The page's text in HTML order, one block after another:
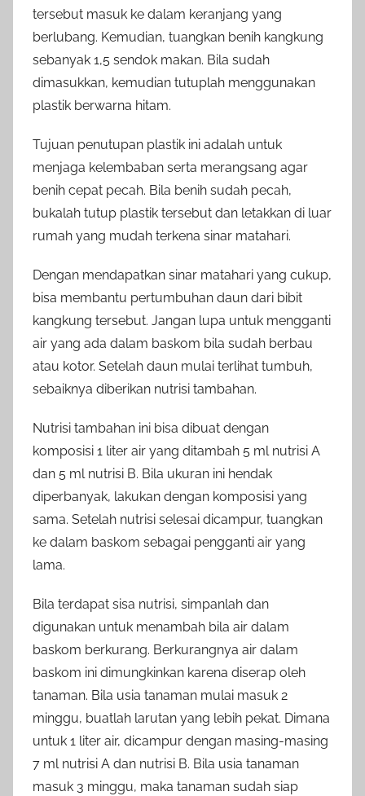
tersebut masuk ke dalam keranjang yang
berlubang. Kemudian, tuangkan benih kangkung
sebanyak 1,5 sendok makan. Bila sudah
dimasukkan, kemudian tutuplah menggunakan
plastik berwarna hitam.
Tujuan penutupan plastik ini adalah untuk
menjaga kelembaban serta merangsang agar
benih cepat pecah. Bila benih sudah pecah,
bukalah tutup plastik tersebut dan letakkan di luar
rumah yang mudah terkena sinar matahari.
Dengan mendapatkan sinar matahari yang cukup,
bisa membantu pertumbuhan daun dari bibit
kangkung tersebut. Jangan lupa untuk mengganti
air yang ada dalam baskom bila sudah berbau
atau kotor. Setelah daun mulai terlihat tumbuh,
sebaiknya diberikan nutrisi tambahan.
Nutrisi tambahan ini bisa dibuat dengan
komposisi 1 liter air yang ditambah 5 ml nutrisi A
dan 5 ml nutrisi B. Bila ukuran ini hendak
diperbanyak, lakukan dengan komposisi yang
sama. Setelah nutrisi selesai dicampur, tuangkan
ke dalam baskom sebagai pengganti air yang
lama.
Bila terdapat sisa nutrisi, simpanlah dan
digunakan untuk menambah bila air dalam
baskom berkurang. Berkurangnya air dalam
baskom ini dimungkinkan karena diserap oleh
tanaman. Bila usia tanaman mulai masuk 2
minggu, buatlah larutan yang lebih pekat. Dimana
untuk 1 liter air, dicampur dengan masing-masing
7 ml nutrisi A dan nutrisi B. Bila usia tanaman
masuk 3 minggu, maka tanaman sudah siap